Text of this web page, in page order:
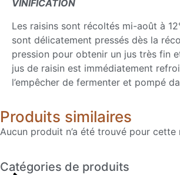
VINIFICATION
Les raisins sont récoltés mi-août à
sont délicatement pressés dès la
pression pour obtenir un jus très fin
jus de raisin est immédiatement
l’empêcher de fermenter et pompé
Produits similaires
Aucun produit n’a été trouvé pour cette
Catégories de produits